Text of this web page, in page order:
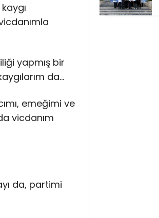
yapmış bir
da…
emeğimi ve
vicdanım
da, partimi